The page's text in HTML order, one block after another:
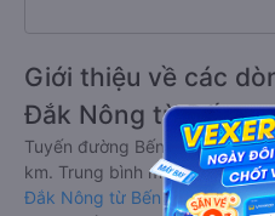
Giới thiệu về các
Đắk Nông từ Bến
Tuyến đường Bến xe An
km. Trung bình mỗi ngày có
Đắk Nông từ Bến xe An Sương